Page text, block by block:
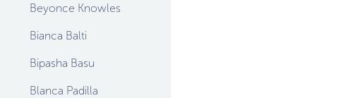
Beyonce Knowles
Bianca Balti
Bipasha Basu
Blanca Padilla